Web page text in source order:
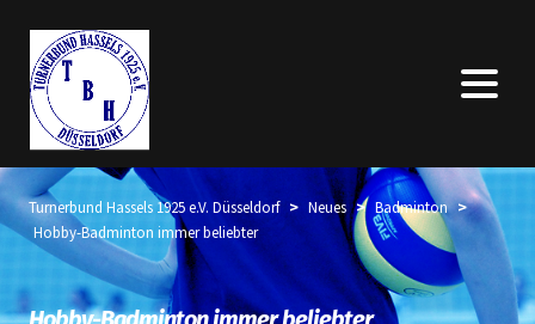
Turnerbund Hassels 1925 e.V. Düsseldorf > Neues > Badminton >
Hobby-Badminton immer beliebter